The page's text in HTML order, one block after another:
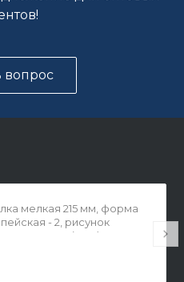
вопрос
мелкая 215 мм, форма
- 2, рисунок
сказка (роз.), арт.